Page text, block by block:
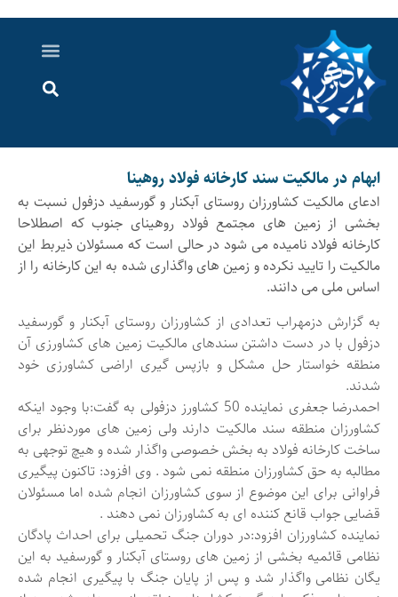
ابهام در مالکیت سند کارخانه فولاد روهینا
ادعای مالکیت کشاورزان روستای آبکنار و گورسفید دزفول نسبت به
بخشی از زمین های مجتمع فولاد روهینای جنوب که اصطلاحا
کارخانه فولاد نامیده می شود در حالی است که مسئولان ذیربط این
مالکیت را تایید نکرده و زمین های واگذاری شده به این کارخانه را از
اساس ملی می دانند.
به گزارش دزمهراب تعدادی از کشاورزان روستای آبکنار و گورسفید
دزفول با در دست داشتن سندهای مالکیت زمین های کشاورزی آن
منطقه خواستار حل مشکل و بازپس گیری اراضی کشاورزی خود
شدند.
احمدرضا جعفری نماینده 50 کشاورز دزفولی به گفت:با وجود اینکه
کشاورزان منطقه سند مالکیت دارند ولی زمین های موردنظر برای
ساخت کارخانه فولاد به بخش خصوصی واگذار شده و هیچ توجهی به
مطالبه به حق کشاورزان منطقه نمی شود . وی افزود: تاکنون پیگیری
فراوانی برای این موضوع از سوی کشاورزان انجام شده اما مسئولان
قضایی جواب قانع کننده ای به کشاورزان نمی دهند .
نماینده کشاورزان افزود:در دوران جنگ تحمیلی برای احداث پادگان
نظامی قائمیه بخشی از زمین های روستای آبکنار و گورسفید به این
یگان نظامی واگذار شد و پس از پایان جنگ با پیگیری انجام شده